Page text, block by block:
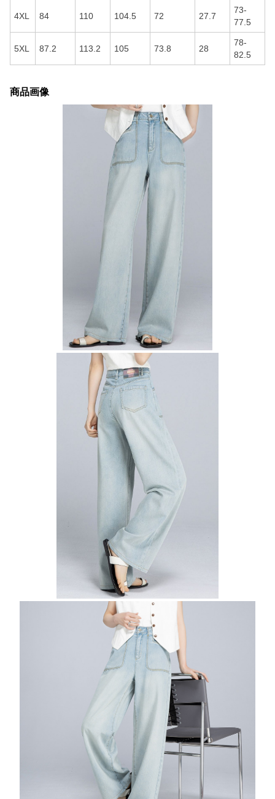
4XL 84 110 104.5 72 27.7
73-
77.5
5XL 87.2 113.2 105 73.8 28
78-
82.5
商品画像